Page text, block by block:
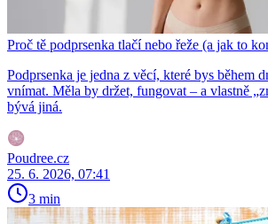
Proč tě podprsenka tlačí nebo řeže (a jak to
Podprsenka je jedna z věcí, které bys během
vnímat. Měla by držet, fungovat – a vlastně
bývá jiná.
Poudree.cz
25. 6. 2026, 07:41
3 min